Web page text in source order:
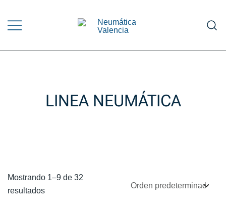
contenido
LINEA NEUMÁTICA
Mostrando 1–9 de 32
resultados